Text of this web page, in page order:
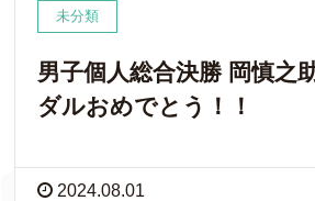
未分類
男子個人総合決勝 岡慎之
ダルおめでとう！！
2024.08.01